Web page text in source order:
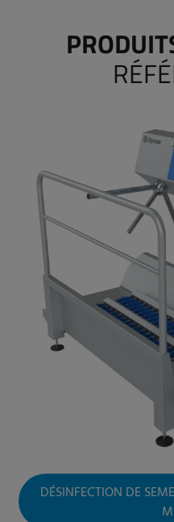
DÉSINFECTION DE